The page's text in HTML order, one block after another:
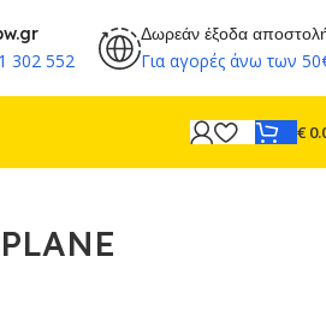
302 552
Δωρεάν έξοδα
Για αγορές άνω των
€